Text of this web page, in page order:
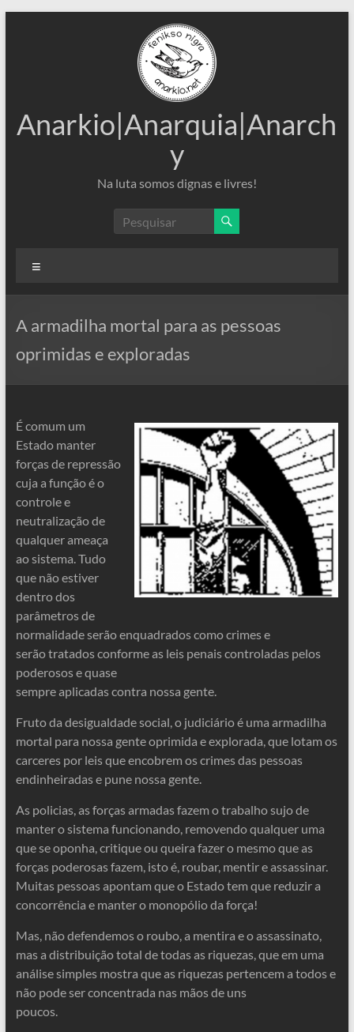
Anarkio|Anarquia|Anarch
y
Na luta somos dignas e livres!
A armadilha mortal para as pessoas
oprimidas e exploradas
É comum um
Estado manter
forças de repressão
cuja a função é o
controle e
neutralização de
qualquer ameaça
ao sistema. Tudo
que não estiver
dentro dos
parâmetros de
normalidade serão enquadrados como crimes e
serão tratados conforme as leis penais controladas pelos
poderosos e quase
sempre aplicadas contra nossa gente.
Fruto da desigualdade social, o judiciário é uma armadilha
mortal para nossa gente oprimida e explorada, que lotam os
carceres por leis que encobrem os crimes das pessoas
endinheiradas e pune nossa gente.
As policias, as forças armadas fazem o trabalho sujo de
manter o sistema funcionando, removendo qualquer uma
que se oponha, critique ou queira fazer o mesmo que as
forças poderosas fazem, isto é, roubar, mentir e assassinar.
Muitas pessoas apontam que o Estado tem que reduzir a
concorrência e manter o monopólio da força!
Mas, não defendemos o roubo, a mentira e o assassinato,
mas a distribuição total de todas as riquezas, que em uma
análise simples mostra que as riquezas pertencem a todos e
não pode ser concentrada nas mãos de uns
poucos.